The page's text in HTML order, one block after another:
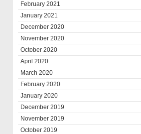
February 2021
January 2021
December 2020
November 2020
October 2020
April 2020
March 2020
February 2020
January 2020
December 2019
November 2019
October 2019